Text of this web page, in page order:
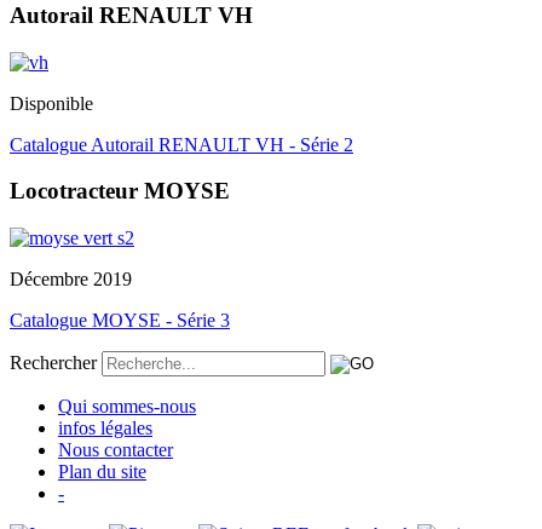
Autorail RENAULT VH
Disponible
Catalogue Autorail RENAULT VH - Série 2
Locotracteur MOYSE
Décembre 2019
Catalogue MOYSE - Série 3
Rechercher
Qui sommes-nous
infos légales
Nous contacter
Plan du site
-